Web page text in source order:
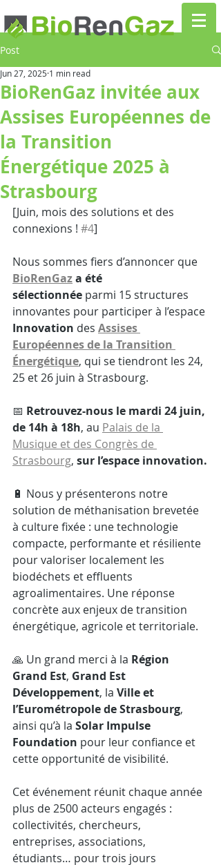
Post
BioRenGaz invitée aux
Assises Européennes de
la Transition
Énergétique 2025 à
Strasbourg
Jun 27, 2025 1 min read
[Juin, mois des solutions et des
connexions ! #4]
Nous sommes fiers d’annoncer que
BioRenGaz a été
sélectionnée parmi 15 structures
innovantes pour participer à l’espace
Innovation des Assises
Européennes de la Transition
Énergétique, qui se tiendront les 24,
25 et 26 juin à Strasbourg.
📅 Retrouvez-nous le mardi 24 juin,
de 14h à 18h, au Palais de la
Musique et des Congrès de
Strasbourg, sur l’espace innovation.
🔋 Nous y présenterons notre
solution de méthanisation brevetée
à culture fixée : une technologie
compacte, performante et résiliente
pour valoriser localement les
biodéchets et effluents
agroalimentaires. Une réponse
concrète aux enjeux de transition
énergétique, agricole et territoriale.
🙏 Un grand merci à la Région
Grand Est, Grand Est
Développement, la Ville et
l’Eurométropole de Strasbourg,
ainsi qu’à la Solar Impulse
Foundation pour leur confiance et
cette opportunité de visibilité.
Cet événement réunit chaque année
plus de 2500 acteurs engagés :
collectivités, chercheurs,
entreprises, associations,
étudiants… pour trois jours